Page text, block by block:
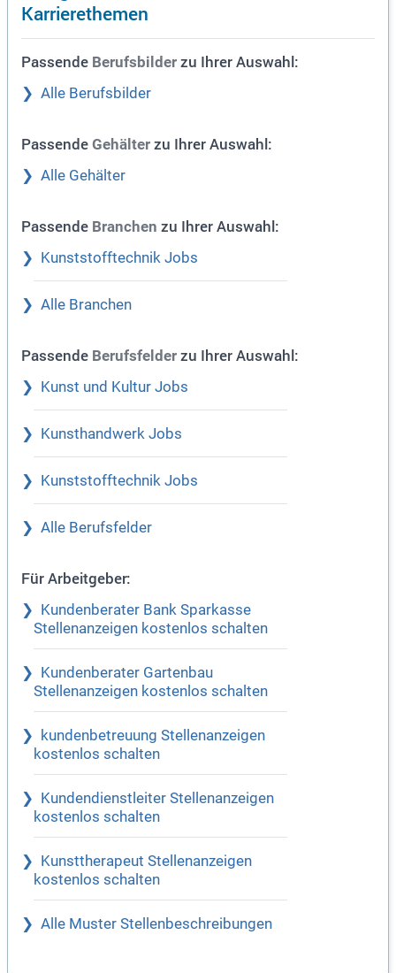
Karrierethemen
Passende Berufsbilder zu Ihrer Auswahl:
Alle Berufsbilder
Passende Gehälter zu Ihrer Auswahl:
Alle Gehälter
Passende Branchen zu Ihrer Auswahl:
Kunststofftechnik Jobs
Alle Branchen
Passende Berufsfelder zu Ihrer Auswahl:
Kunst und Kultur Jobs
Kunsthandwerk Jobs
Kunststofftechnik Jobs
Alle Berufsfelder
Für Arbeitgeber:
Kundenberater Bank Sparkasse
Stellenanzeigen kostenlos schalten
Kundenberater Gartenbau
Stellenanzeigen kostenlos schalten
kundenbetreuung Stellenanzeigen
kostenlos schalten
Kundendienstleiter Stellenanzeigen
kostenlos schalten
Kunsttherapeut Stellenanzeigen
kostenlos schalten
Alle Muster Stellenbeschreibungen